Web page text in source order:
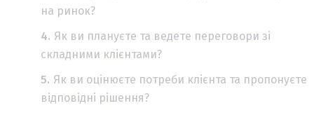
на ринок?
Як ви плануєте та ведете переговори зі
складними клієнтами?
Як ви оцінюєте потреби клієнта та пропонуєте
відповідні рішення?